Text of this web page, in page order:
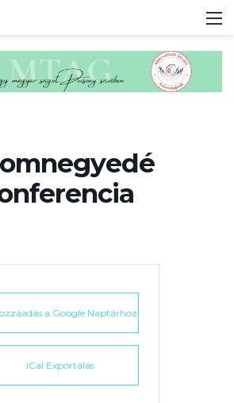
a Google Naptárhoz
iCal Exportálás